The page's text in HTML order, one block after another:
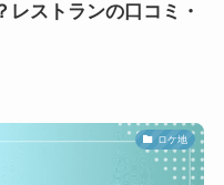
ストランの口コミ・
ロケ地